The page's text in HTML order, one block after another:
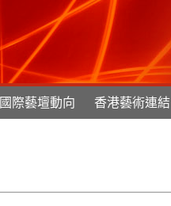
國際藝壇動向 香港藝術連結